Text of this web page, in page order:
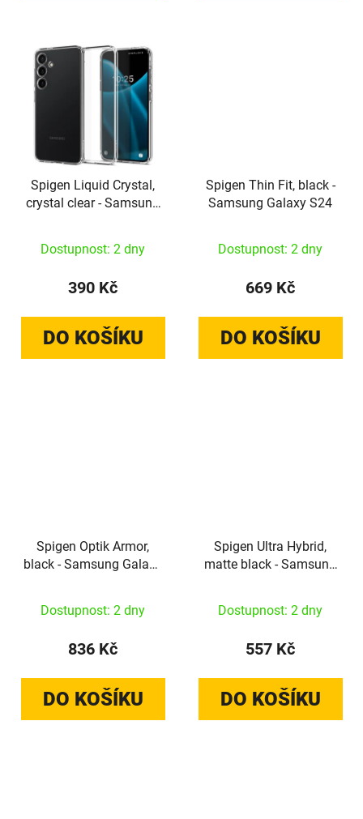
Spigen Liquid Crystal,
crystal clear - Samsung
Dostupnost: 2 dny
390 Kč
DO KOŠÍKU
Spigen Thin Fit, black -
Samsung Galaxy S24
Dostupnost: 2 dny
669 Kč
DO KOŠÍKU
Spigen Optik Armor,
black - Samsung Galaxy
Dostupnost: 2 dny
836 Kč
DO KOŠÍKU
Spigen Ultra Hybrid,
matte black - Samsung
Dostupnost: 2 dny
557 Kč
DO KOŠÍKU